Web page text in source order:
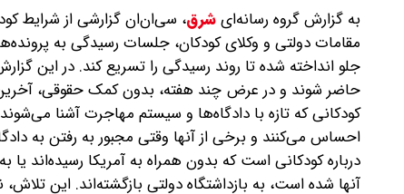
به گزارش گروه رسانه‌ایشرق، سی‌ان‌ان گزارشی از شرایط
مقامات دولتی و وکلای کودکان، جلسات رسیدگی به
جلو انداخته شده تا روند رسیدگی را تسریع کند. در این
حاضر شوند و در عرض چند هفته، بدون کمک حقوقی، آخرین
کودکانی که تازه با دادگاه‌ها و سیستم مهاجرت آشنا
احساس می‌کنند و برخی از آنها وقتی مجبور به رفتن به
درباره کودکانی است که بدون همراه به آمریکا رسیده‌اند
آنها شده است، به بازداشتگاه دولتی بازگشته‌اند. این